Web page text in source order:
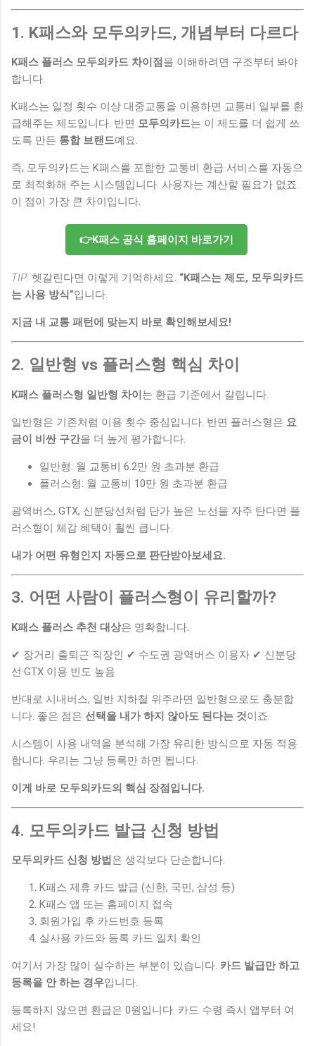
1. K패스와 모두의카드, 개념부터 다르다
K패스 플러스 모두의카드 차이점 을 이해하려면 구조부터 봐야
합니다.
K패스는 일정 횟수 이상 대중교통을 이용하면 교통비 일부를 환
급해주는 제도입니다. 반면 모두의카드는 이 제도를 더 쉽게 쓰
도록 만든 통합 브랜드예요.
즉, 모두의카드는 K패스를 포함한 교통비 환급 서비스를 자동으
로 최적화해 주는 시스템입니다. 사용자는 계산할 필요가 없죠.
이 점이 가장 큰 차이입니다.
👉K패스 공식 홈페이지 바로가기
TIP: 헷갈린다면 이렇게 기억하세요. “K패스는 제도, 모두의카드
는 사용 방식”입니다.
지금 내 교통 패턴에 맞는지 바로 확인해보세요!
2. 일반형 vs 플러스형 핵심 차이
K패스 플러스형 일반형 차이 는 환급 기준에서 갈립니다.
일반형은 기존처럼 이용 횟수 중심입니다. 반면 플러스형은 요
금이 비싼 구간을 더 높게 평가합니다.
일반형: 월 교통비 6.2만 원 초과분 환급
플러스형: 월 교통비 10만 원 초과분 환급
광역버스, GTX, 신분당선처럼 단가 높은 노선을 자주 탄다면 플
러스형이 체감 혜택이 훨씬 큽니다.
내가 어떤 유형인지 자동으로 판단받아보세요.
3. 어떤 사람이 플러스형이 유리할까?
K패스 플러스 추천 대상은 명확합니다.
✔ 장거리 출퇴근 직장인 ✔ 수도권 광역버스 이용자 ✔ 신분당
선·GTX 이용 빈도 높음
반대로 시내버스, 일반 지하철 위주라면 일반형으로도 충분합
니다. 좋은 점은 선택을 내가 하지 않아도 된다는 것이죠.
시스템이 사용 내역을 분석해 가장 유리한 방식으로 자동 적용
합니다. 우리는 그냥 등록만 하면 됩니다.
이게 바로 모두의카드의 핵심 장점입니다.
4. 모두의카드 발급 신청 방법
모두의카드 신청 방법 은 생각보다 단순합니다.
K패스 제휴 카드 발급 (신한, 국민, 삼성 등)
K패스 앱 또는 홈페이지 접속
회원가입 후 카드번호 등록
실사용 카드와 등록 카드 일치 확인
여기서 가장 많이 실수하는 부분이 있습니다. 카드 발급만 하고
등록을 안 하는 경우입니다.
등록하지 않으면 환급은 0원입니다. 카드 수령 즉시 앱부터 여
세요!